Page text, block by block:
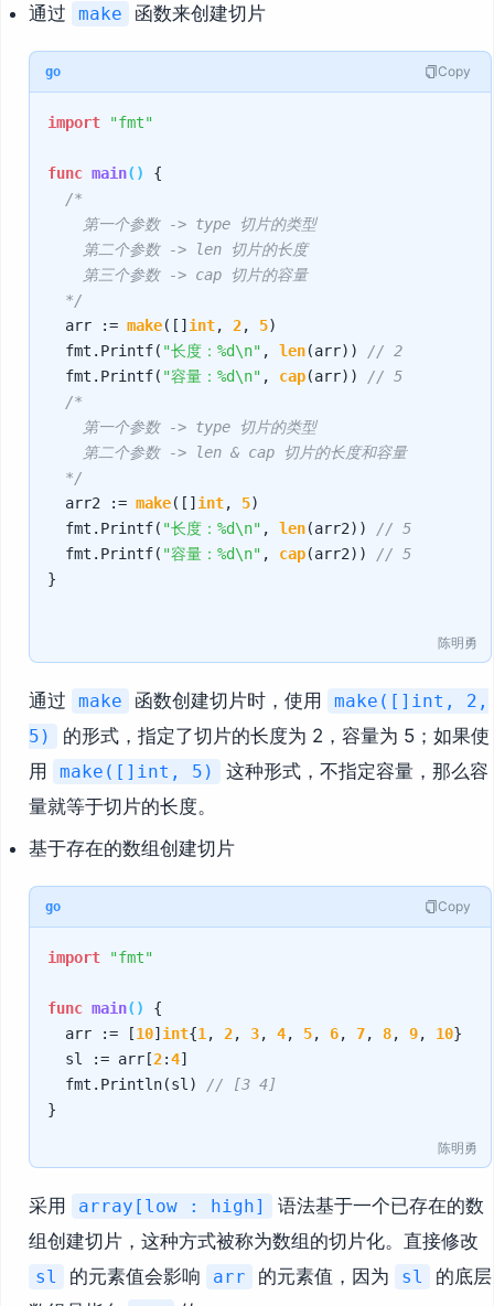
通过 make 函数来创建切片
go Copy
import "fmt"
func main()
{
/*
	*/
	arr :=
make([] int, 2, 5)
	fmt.Printf(
"长度：%d\n" , len(arr))
// 2
	fmt.Printf(
"容量：%d\n" , cap(arr))
// 5
/*
	*/
	arr2 :=
make([] int, 5)
	fmt.Printf(
"长度：%d\n" , len(arr2))
// 5
	fmt.Printf(
"容量：%d\n" , cap(arr2))
// 5
}
陈明勇
通过 make 函数创建切片时，使用
make([]int, 2,
5)
的形式，指定了切片的长度为 2，容量为 5；如果使
用
make([]int, 5)
这种形式，不指定容量，那么容
量就等于切片的长度。
基于存在的数组创建切片
go Copy
import "fmt"
func main()
{
	arr := [
10] int{1 , 2, 3, 4, 5, 6, 7, 8, 9, 10}
	sl := arr[
2:4]
	fmt.Println(sl)
// [3 4]
陈明勇
采用 array[low : high]
语法基于一个已存在的数
组创建切片，这种方式被称为数组的切片化。直接修改
sl 的元素值会影响 arr 的元素值，因为 sl
的底层